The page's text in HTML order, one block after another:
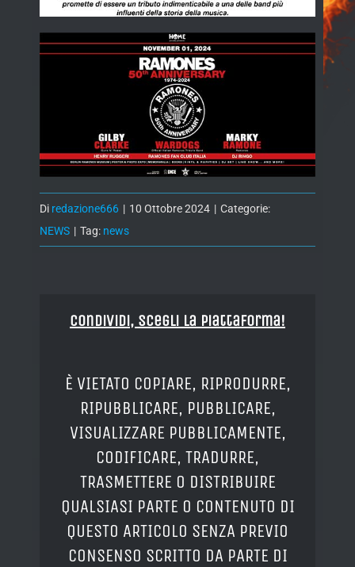
Di redazione666 | 10 Ottobre 2024 | Categorie:
NEWS | Tag: news
Condividi, Scegli la piattaforma!
È VIETATO COPIARE, RIPRODURRE,
RIPUBBLICARE, PUBBLICARE,
VISUALIZZARE PUBBLICAMENTE,
CODIFICARE, TRADURRE,
TRASMETTERE O DISTRIBUIRE
QUALSIASI PARTE O CONTENUTO DI
QUESTO ARTICOLO SENZA PREVIO
CONSENSO SCRITTO DA PARTE DI